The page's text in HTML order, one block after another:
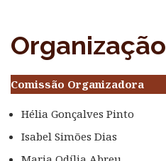
Organização
Comissão Organizadora
Hélia Gonçalves Pinto
Isabel Simões Dias